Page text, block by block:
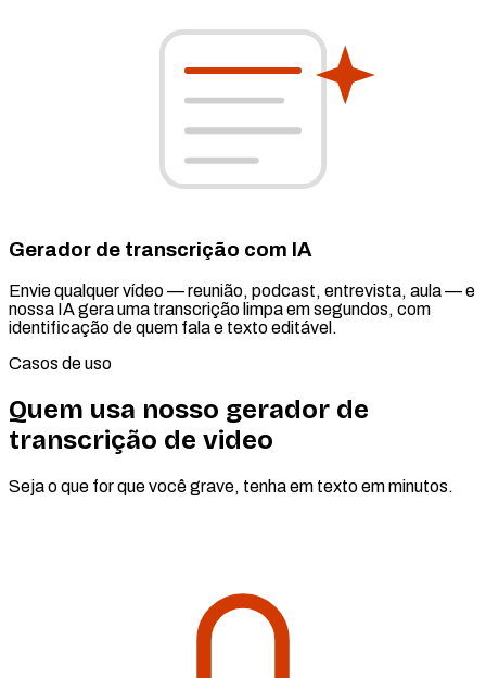
Gerador de transcrição com IA
Envie qualquer vídeo — reunião, podcast, entrevista, aula — e
nossa IA gera uma transcrição limpa em segundos, com
identificação de quem fala e texto editável.
Casos de uso
Quem usa nosso gerador de
transcrição de video
Seja o que for que você grave, tenha em texto em minutos.